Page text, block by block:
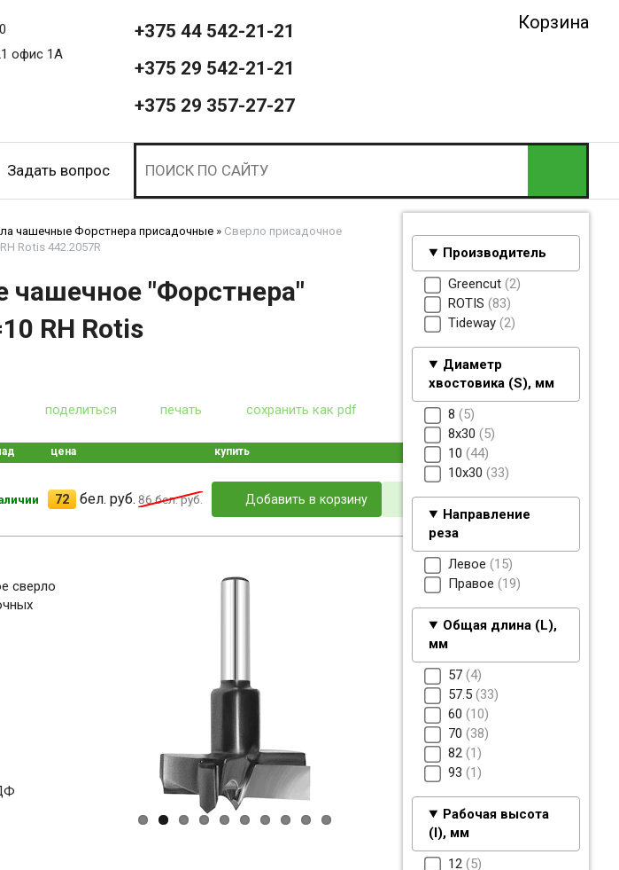
офис 1А
+375 44 542-21-21
+375 29 542-21-21
+375 29 357-27-27
Корзина
Задать вопрос
Производитель
Greencut 2
ROTIS 83
Tideway 2
Диаметр
хвостовика (S), мм
8 5
8x30 5
10 44
10x30 33
Направление
реза
Левое 15
Правое 19
Общая длина (L),
мм
57 4
57.5 33
60 10
70 38
82 1
93 1
Рабочая высота
(I), мм
12 5
чашечные Форстнера присадочные » Сверло присадочное
Rotis 442.2057R
чашечное "Форстнера"
RH Rotis
поделиться печать сохранить как pdf
цена купить
72 бел. руб. 86бел. руб. Добавить в корзину
сверло